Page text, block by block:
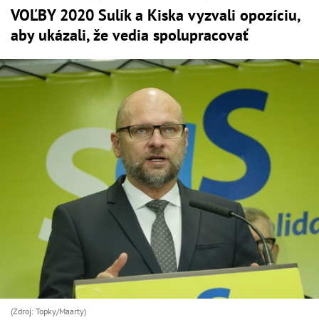
VOĽBY 2020 Sulík a Kiska vyzvali opozíciu,
aby ukázali, že vedia spolupracovať
(Zdroj: Topky/Maarty)